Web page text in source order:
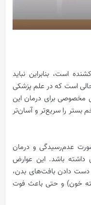
است، بنابراین نباید
حالی است که در علم پزشکی
مخصوصی برای درمان این
را سریع‌تر و آسان‌تر
عدم‌رسیدگی و درمان
داشته باشد. این عوارض
دادن بافت‌های بدن،
خون) و حتی باعث فوت